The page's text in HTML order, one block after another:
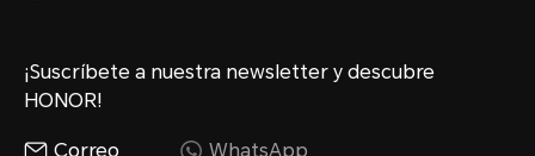
¡Suscríbete a nuestra newsletter y descubre
HONOR!
Correo WhatsApp